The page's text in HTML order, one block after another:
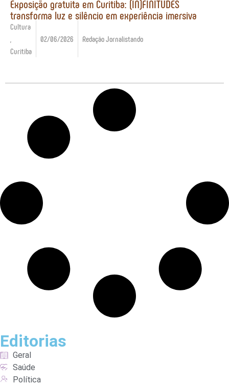
Exposição gratuita em Curitiba: (IN)FINITUDES
transforma luz e silêncio em experiência imersiva
Cultura
Curitiba
02/06/2026 Redação Jornalistando
Editorias
Geral
Saúde
Política